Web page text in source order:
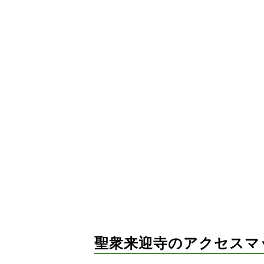
聖衆来迎寺のアクセスマ